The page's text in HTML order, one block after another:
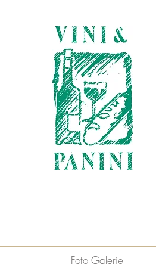
Foto Galerie